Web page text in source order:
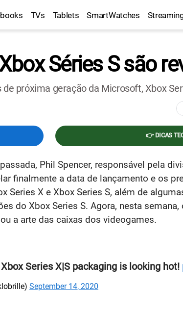
TVs Tablets SmartWatches
Séries S são
próxima geração da Microsoft, Xbox
👉 DICAS
Phil Spencer, responsável pela
finalmente a data de lançamento e os
Series X e Xbox Series S, além de
do Xbox Series S. Agora, nesta
a arte das caixas dos videogames.
Series X|S packaging is looking hot!
September 14, 2020